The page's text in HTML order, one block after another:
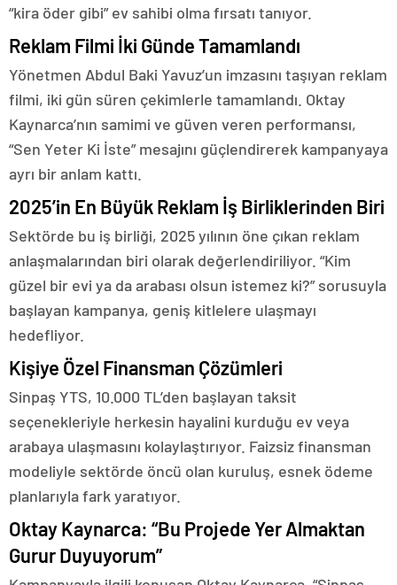
“kira öder gibi” ev sahibi olma fırsatı tanıyor.
Reklam Filmi İki Günde Tamamlandı
Yönetmen Abdul Baki Yavuz’un imzasını taşıyan reklam
filmi, iki gün süren çekimlerle tamamlandı. Oktay
Kaynarca’nın samimi ve güven veren performansı,
“Sen Yeter Ki İste” mesajını güçlendirerek kampanyaya
ayrı bir anlam kattı.
2025’in En Büyük Reklam İş Birliklerinden Biri
Sektörde bu iş birliği, 2025 yılının öne çıkan reklam
anlaşmalarından biri olarak değerlendiriliyor. “Kim
güzel bir evi ya da arabası olsun istemez ki?” sorusuyla
başlayan kampanya, geniş kitlelere ulaşmayı
hedefliyor.
Kişiye Özel Finansman Çözümleri
Sinpaş YTS, 10.000 TL’den başlayan taksit
seçenekleriyle herkesin hayalini kurduğu ev veya
arabaya ulaşmasını kolaylaştırıyor. Faizsiz finansman
modeliyle sektörde öncü olan kuruluş, esnek ödeme
planlarıyla fark yaratıyor.
Oktay Kaynarca: “Bu Projede Yer Almaktan
Gurur Duyuyorum”